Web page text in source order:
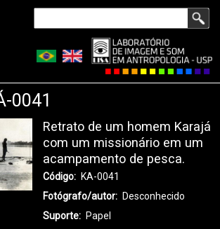
0041
Retrato de um homem Karajá
com um missionário em um
acampamento de pesca.
Código
KA-0041
Fotógrafo/autor
Desconhecido
Suporte
Papel